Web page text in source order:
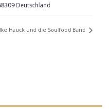
Deutschland
Hauck und die Soulfood Band